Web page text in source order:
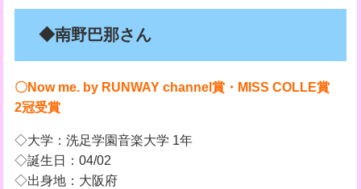
◆南野巴那さん
〇Now me. by RUNWAY channel賞・MISS COLLE賞
2冠受賞
◇大学：洗足学園音楽大学 1年
◇誕生日：04/02
◇出身地：大阪府